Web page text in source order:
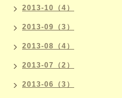
2013-10（4）
2013-09（3）
2013-08（4）
2013-07（2）
2013-06（3）